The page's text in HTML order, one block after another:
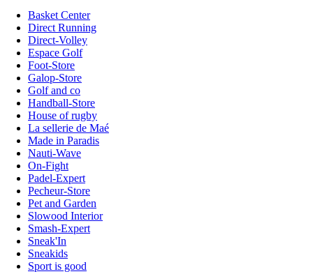
Basket Center
Direct Running
Direct-Volley
Espace Golf
Foot-Store
Galop-Store
Golf and co
Handball-Store
House of rugby
La sellerie de Maé
Made in Paradis
Nauti-Wave
On-Fight
Padel-Expert
Pecheur-Store
Pet and Garden
Slowood Interior
Smash-Expert
Sneak'In
Sneakids
Sport is good